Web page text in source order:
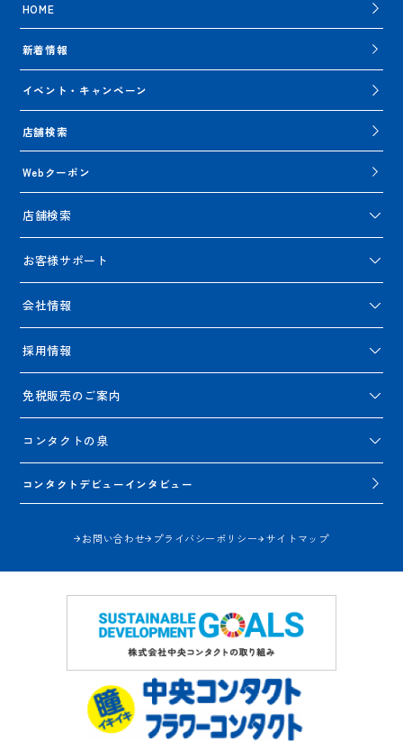
HOME
新着情報
イベント・キャンペーン
店舗検索
Webクーポン
店舗検索
お客様サポート
会社情報
採用情報
免税販売のご案内
コンタクトの泉
コンタクトデビューインタビュー
お問い合わせ プライバシーポリシー サイトマップ